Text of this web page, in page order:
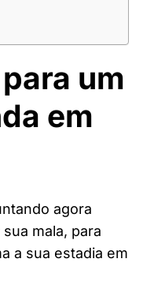
um
em
agora
mala, para
a sua estadia em